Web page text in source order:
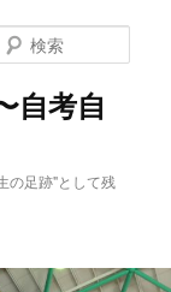
自考自
の足跡"として残
索